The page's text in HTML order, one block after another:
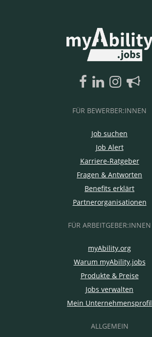
FÜR BEWERBER:INNEN
Job suchen
Job Alert
Karriere-Ratgeber
Fragen & Antworten
Benefits erklärt
Partnerorganisationen
FÜR ARBEITGEBER:INNEN
myAbility.org
Warum myAbility.jobs
Produkte & Preise
Jobs verwalten
Mein Unternehmensprofil
ALLGEMEIN